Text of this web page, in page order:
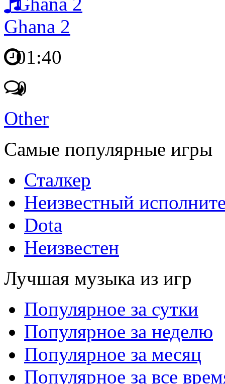
Ghana 2
01:40
0
Other
Самые популярные игры
Сталкер
Неизвестный
Dota
Неизвестен
Лучшая музыка из игр
Популярное за сутки
Популярное за неделю
Популярное за месяц
Популярное за все